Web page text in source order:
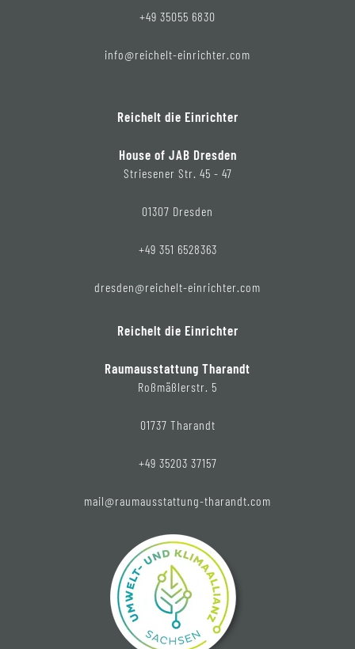
+49 35055 6830
info@reichelt-einrichter.com
Reichelt die Einrichter
House of JAB Dresden
Striesener Str. 45 - 47
01307 Dresden
+49 351 6528363
dresden@reichelt-einrichter.com
Reichelt die Einrichter
Raumausstattung Tharandt
Roßmäßlerstr. 5
01737 Tharandt
+49 35203 37157
mail@raumausstattung-tharandt.com